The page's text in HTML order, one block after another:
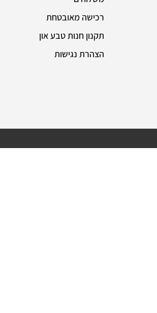
רכישה מאובטחת
תקנון חנות טבע און
הצהרת נגישות